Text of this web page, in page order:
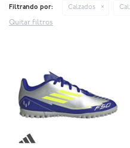
Filtrando por: Calzados
Quitar filtros